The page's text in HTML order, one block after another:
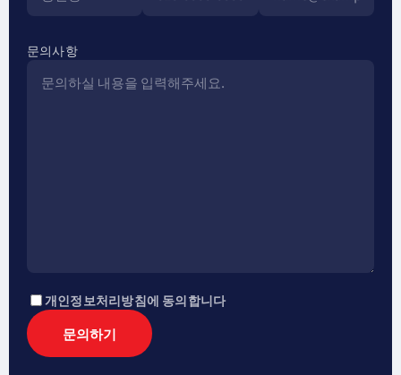
문의사항
개인정보처리방침에 동의합니다
문의하기